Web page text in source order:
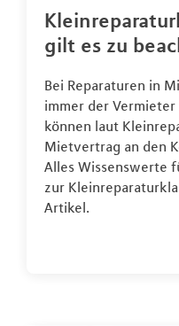
gilt es zu
Bei Reparaturen in
immer der
können laut
Mietvertrag an den
Alles Wissenswerte
zur
Artikel.